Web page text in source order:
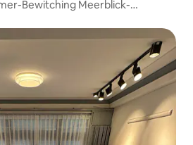
Bewitching Meerblick-